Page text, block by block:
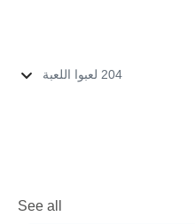
204 لعبوا اللعبة
See all